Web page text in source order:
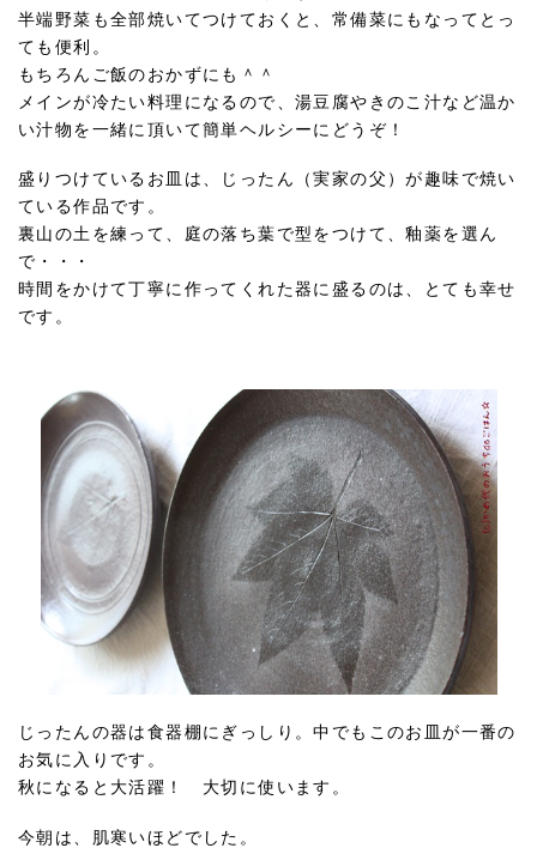
半端野菜も全部焼いてつけておくと、常備菜にもなってとっ
ても便利。
もちろんご飯のおかずにも＾＾
メインが冷たい料理になるので、湯豆腐やきのこ汁など温か
い汁物を一緒に頂いて簡単ヘルシーにどうぞ！
盛りつけているお皿は、じったん（実家の父）が趣味で焼い
ている作品です。
裏山の土を練って、庭の落ち葉で型をつけて、釉薬を選ん
で・・・
時間をかけて丁寧に作ってくれた器に盛るのは、とても幸せ
です。
じったんの器は食器棚にぎっしり。中でもこのお皿が一番の
お気に入りです。
秋になると大活躍！ 大切に使います。
今朝は、肌寒いほどでした。